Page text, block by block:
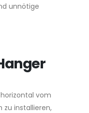
unnötige
vom
zu installieren,